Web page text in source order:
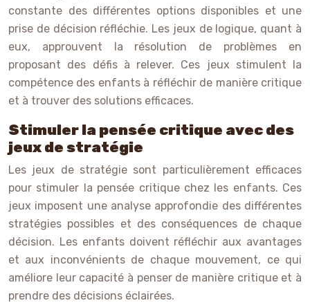
constante des différentes options disponibles et une
prise de décision réfléchie. Les jeux de logique, quant à
eux, approuvent la résolution de problèmes en
proposant des défis à relever. Ces jeux stimulent la
compétence des enfants à réfléchir de manière critique
et à trouver des solutions efficaces.
Stimuler la pensée critique avec des
jeux de stratégie
Les jeux de stratégie sont particulièrement efficaces
pour stimuler la pensée critique chez les enfants. Ces
jeux imposent une analyse approfondie des différentes
stratégies possibles et des conséquences de chaque
décision. Les enfants doivent réfléchir aux avantages
et aux inconvénients de chaque mouvement, ce qui
améliore leur capacité à penser de manière critique et à
prendre des décisions éclairées.